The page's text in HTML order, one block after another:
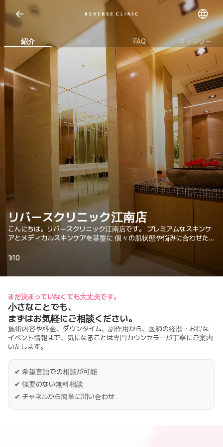
紹介 商品 FAQ ギャラリー
Open representative images
リバースクリニック江南店
こんにちは。リバースクリニック江南店です。 プレミアムなスキンケ
アとメディカルスキンケアを基盤に 個々の肌状態や悩みに合わせた1
熟練した医療スタッフによる丁寧な診療を通じて より安全で快適な
環境で、自然な肌の変化を体験できます。 弾力・リフティングケア
い。 カウンセリングから施術、ケアまで、心を込めて共にサポートい
たします。
1 10
まだ決まっていなくても大丈夫です。
小さなことでも、
まずはお気軽にご相談ください。
施術内容や料金、ダウンタイム、副作用から、医師の経歴・お得な
イベント情報まで、気になることは専門カウンセラーが丁寧にご案内
いたします。
✔ 希望言語での相談が可能
✔ 強要のない無料相談
✔ チャネルから簡単に問い合わせ